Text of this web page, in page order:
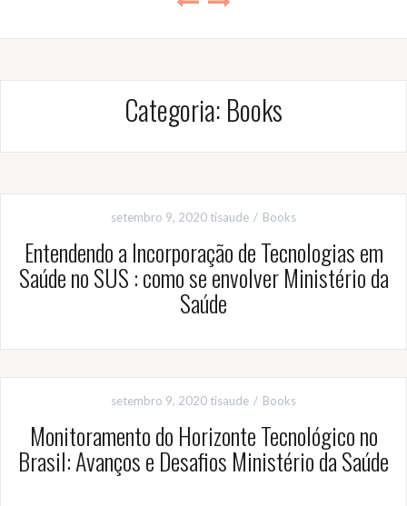
Categoria: Books
setembro 9, 2020 tisaude Books
Entendendo a Incorporação de Tecnologias em
Saúde no SUS : como se envolver Ministério da
Saúde
setembro 9, 2020 tisaude Books
Monitoramento do Horizonte Tecnológico no
Brasil: Avanços e Desafios Ministério da Saúde